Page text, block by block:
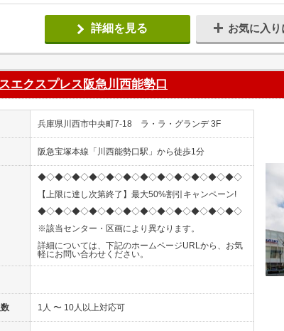
詳細を見る お気に入り
エクスプレス阪急川西能勢口
兵庫県川西市中央町7-18 ラ・ラ・グランデ 3F
阪急宝塚本線「川西能勢口駅」から徒歩1分
◆◇◆◇◆◇◆◇◆◇◆◇◆◇◆◇◆◇◆◇◆◇◆◇
【上限に達し次第終了】最大50%割引キャンペーン!
◆◇◆◇◆◇◆◇◆◇◆◇◆◇◆◇◆◇◆◇◆◇◆◇
※該当センター・区画により異なります。
詳細については、下記のホームページURLから、お気
軽にお問い合わせください。
1人 〜 10人以上対応可